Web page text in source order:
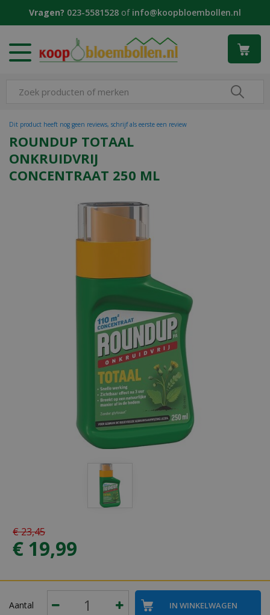
Vragen? 023-5581528 of info@koopbloembollen.nl
ROUNDUP TOTAAL
ONKRUIDVRIJ
CONCENTRAAT 250 ML
Dit product heeft nog geen reviews, schrijf als eerste een review
€23,45
€ 19,99
Aantal